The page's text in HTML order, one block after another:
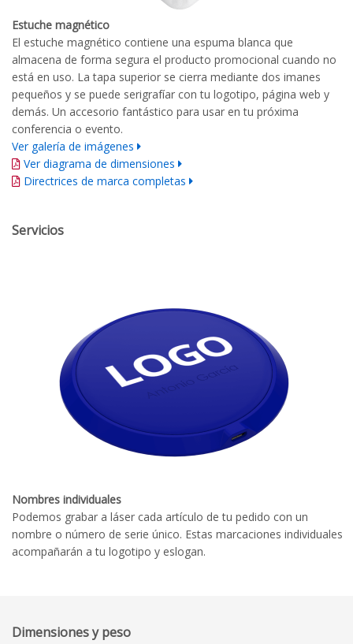
Estuche magnético
El estuche magnético contiene una espuma blanca que
almacena de forma segura el producto promocional cuando no
está en uso. La tapa superior se cierra mediante dos imanes
pequeños y se puede serigrafíar con tu logotipo, página web y
demás. Un accesorio fantástico para usar en tu próxima
conferencia o evento.
Ver galería de imágenes
Ver diagrama de dimensiones
Directrices de marca completas
Servicios
Nombres individuales
Podemos grabar a láser cada artículo de tu pedido con un
nombre o número de serie único. Estas marcaciones individuales
acompañarán a tu logotipo y eslogan.
Dimensiones y peso